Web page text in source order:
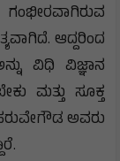
ಆದ್ದರಿಂದ
ವಿಧಿ ವಿಜ್ಞಾನ
ಮತ್ತು ಸೂಕ್ತ
ಅವರು